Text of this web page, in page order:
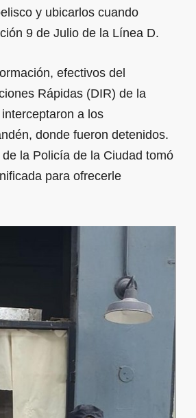
y ubicarlos cuando
9 de Julio de la Línea D.
efectivos del
Rápidas (DIR) de la
a los
donde fueron detenidos.
la Policía de la Ciudad tomó
para ofrecerle